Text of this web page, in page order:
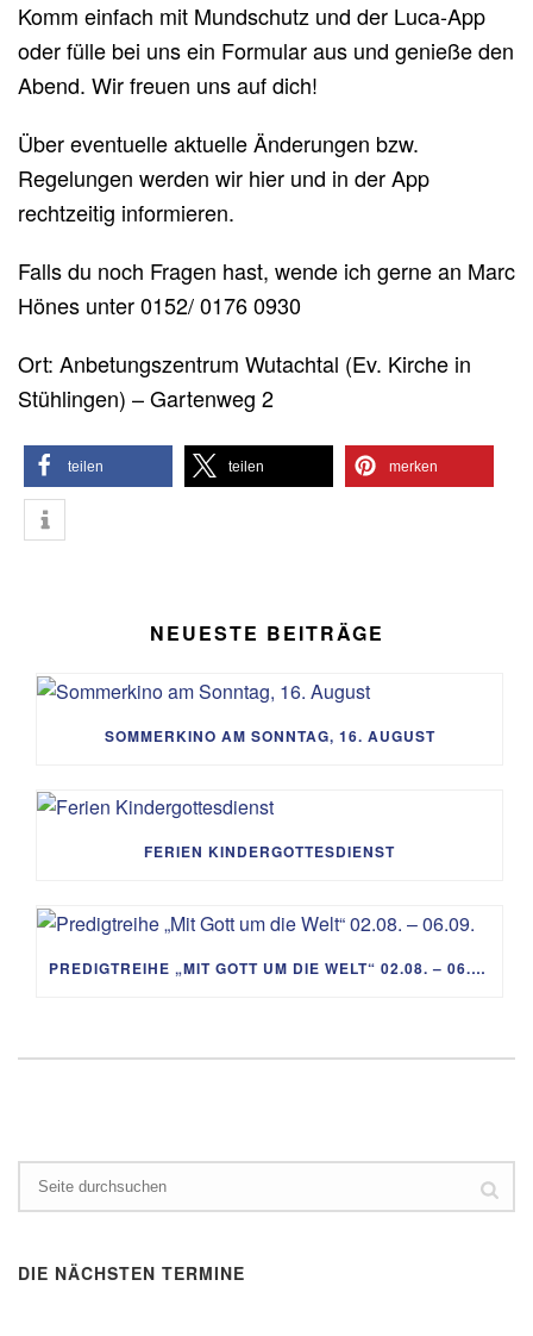
Komm einfach mit Mundschutz und der Luca-App
oder fülle bei uns ein Formular aus und genieße den
Abend. Wir freuen uns auf dich!
Über eventuelle aktuelle Änderungen bzw.
Regelungen werden wir hier und in der App
rechtzeitig informieren.
Falls du noch Fragen hast, wende ich gerne an Marc
Hönes unter 0152/ 0176 0930
Ort: Anbetungszentrum Wutachtal (Ev. Kirche in
Stühlingen) – Gartenweg 2
teilen teilen merken
NEUESTE BEITRÄGE
SOMMERKINO AM SONNTAG, 16. AUGUST
FERIEN KINDERGOTTESDIENST
PREDIGTREIHE „MIT GOTT UM DIE WELT“ 02.08. – 06.09.
DIE NÄCHSTEN TERMINE